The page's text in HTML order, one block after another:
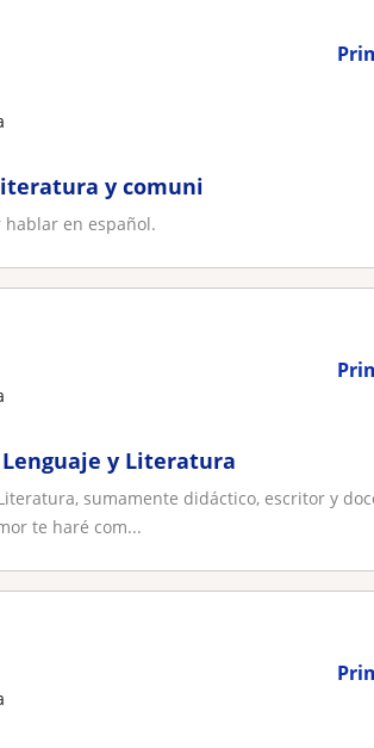
y comuni
hablar en español.
y Literatura
sumamente didáctico, escritor y
te haré com...